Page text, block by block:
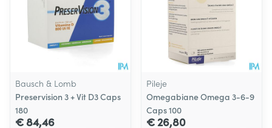
Bausch & Lomb
Preservision 3 + Vit D3 Caps
180
€ 84,46
Pileje
Omegabiane Omega 3-6-9
Caps 100
€ 26,80